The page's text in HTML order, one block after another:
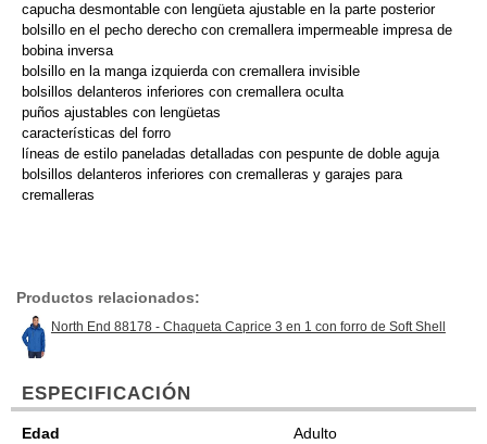
capucha desmontable con lengüeta ajustable en la parte posterior
bolsillo en el pecho derecho con cremallera impermeable impresa de
bobina inversa
bolsillo en la manga izquierda con cremallera invisible
bolsillos delanteros inferiores con cremallera oculta
puños ajustables con lengüetas
características del forro
líneas de estilo paneladas detalladas con pespunte de doble aguja
bolsillos delanteros inferiores con cremalleras y garajes para
cremalleras
Productos relacionados:
North End 88178 - Chaqueta Caprice 3 en 1 con forro de Soft Shell
ESPECIFICACIÓN
Edad
Adulto